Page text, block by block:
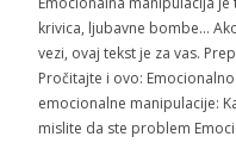
krivica, ljubavne bombe…
vezi, ovaj tekst je za vas.
Pročitajte i ovo:
emocionalne manipulacije:
mislite da ste problem